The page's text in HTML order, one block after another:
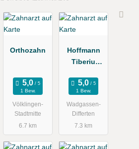
Orthozahn
1 Bew.
Völklingen-
Stadtmitte
6.7 km
Hoffmann
Tiberiu
1 Bew.
Wadgassen-
Differten
7.3 km